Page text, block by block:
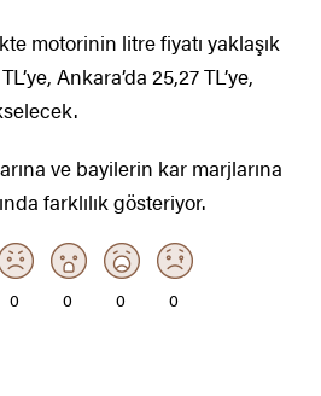
motorinin litre fiyatı yaklaşık
Ankara’da 25,27 TL’ye,
ve bayilerin kar marjlarına
farklılık gösteriyor.
0 0 0 0